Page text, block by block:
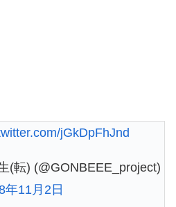
jGkDpFhJnd
(転) (@GONBEEE_project)
年11月2日